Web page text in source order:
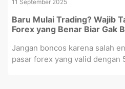
11 September 2025
Baru Mulai Trading? Wajib
Forex yang Benar Biar Gak
Jangan boncos karena salah
pasar forex yang valid dengan